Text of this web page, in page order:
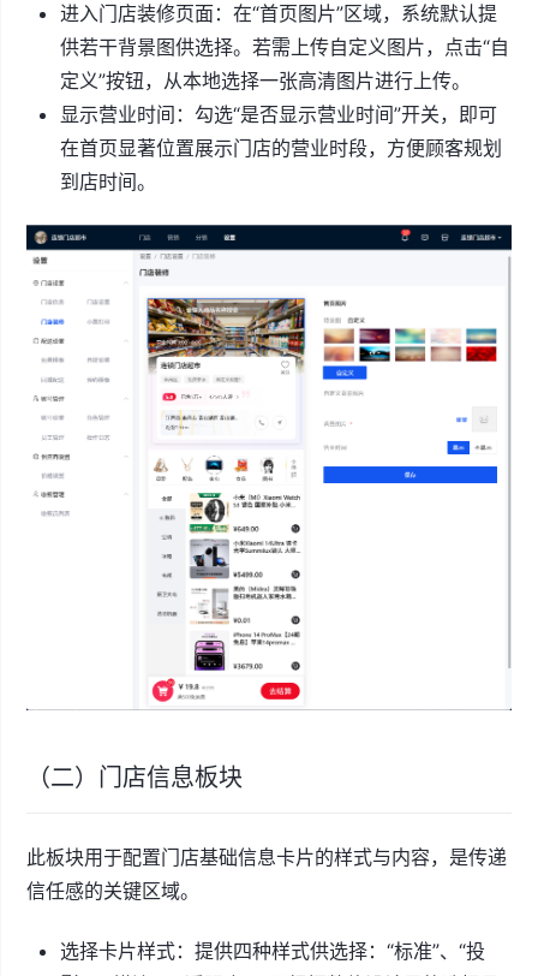
进入门店装修页面：在“首页图片”区域，系统默认提
供若干背景图供选择。若需上传自定义图片，点击“自
定义”按钮，从本地选择一张高清图片进行上传。
显示营业时间：勾选“是否显示营业时间”开关，即可
在首页显著位置展示门店的营业时段，方便顾客规划
到店时间。
（二）门店信息板块
此板块用于配置门店基础信息卡片的样式与内容，是传递
信任感的关键区域。
选择卡片样式：提供四种样式供选择：“标准”、“投